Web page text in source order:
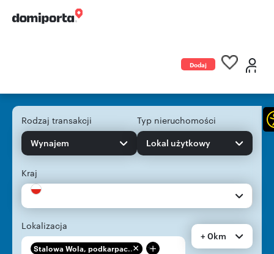
Dodaj
Rodzaj transakcji
Wynajem
Typ nieruchomości
Lokal użytkowy
Kraj
Lokalizacja
Stalowa Wola, podkarpac... +
+ 0km